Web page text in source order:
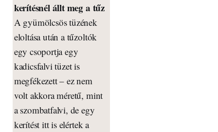
kerítésnél állt meg a tűz
A gyümölcsös tüzének
eloltása után a tűzoltók
egy csoportja egy
kadicsfalvi tüzet is
megfékezett – ez nem
volt akkora méretű, mint
a szombatfalvi, de egy
kerítést itt is elértek a